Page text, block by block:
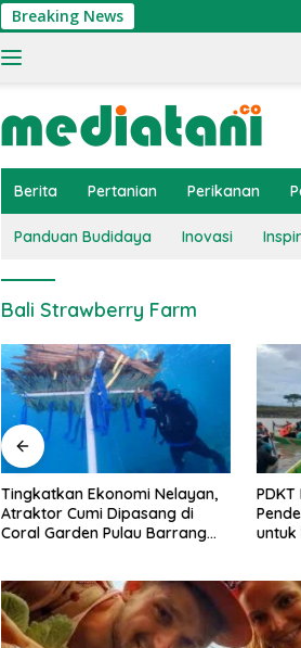
Breaking News
Berita Pertanian Perikanan
Panduan Budidaya Inovasi
Bali Strawberry Farm
PDKT Danau Tempe :
Pendekatan Kearifan Lokal
untuk Keberlanjutan Sumber
Cara
pada
dan